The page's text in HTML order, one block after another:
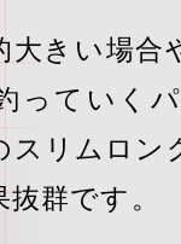
大きい場合
っていく
スリムロン
群です。